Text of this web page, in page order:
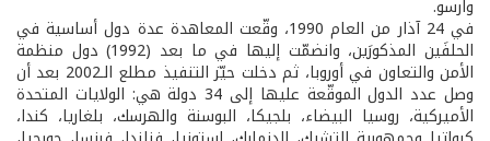
وارسو.
في 24 آذار من العام 1990، وقّعت المعاهدة عدة دول أساسية في
الحلفَين المذكورَين، وانضمّت إليها في ما بعد (1992) دول منظمة
الأمن والتعاون في أوروبا، ثم دخلت حيّز التنفيذ مطلع الـ2002 بعد أن
وصل عدد الدول الموقّعة عليها إلى 34 دولة هي: الولايات المتحدة
الأميركية، روسيا البيضاء، بلجيكا، البوسنة والهرسك، بلغاريا، كندا،